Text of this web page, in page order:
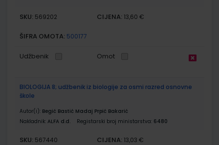
SKU: 569202 CIJENA: 13,60 €
ŠIFRA OMOTA: 500177
Udžbenik Omot
BIOLOGIJA 8; udžbenik iz biologije za osmi razred osnovne
škole
Autor(i): Begić Bastić Madaj Prpić Bakarić
Nakladnik: ALFA d.d. Registarski broj ministarstva: 6480
SKU: 567440 CIJENA: 13,03 €